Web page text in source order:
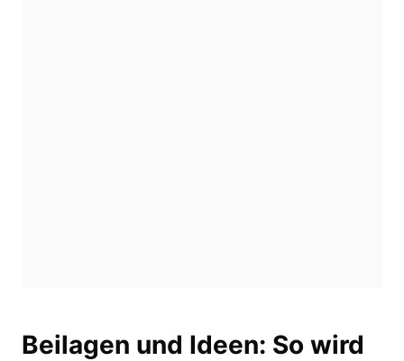
Beilagen und Ideen: So wird